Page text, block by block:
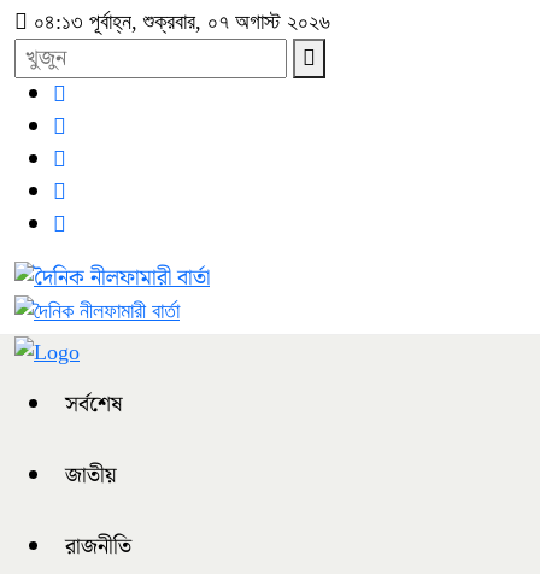
০৪:১৩ পূর্বাহ্ন, শুক্রবার, ০৭ অগাস্ট ২০২৬
সর্বশেষ
জাতীয়
রাজনীতি